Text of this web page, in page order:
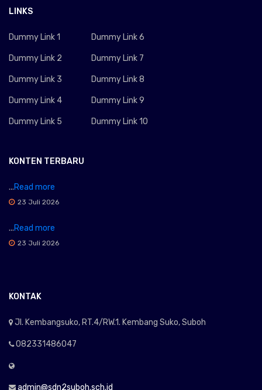
LINKS
Dummy Link 1
Dummy Link 2
Dummy Link 3
Dummy Link 4
Dummy Link 5
Dummy Link 6
Dummy Link 7
Dummy Link 8
Dummy Link 9
Dummy Link 10
KONTEN TERBARU
...Read more
23 Juli 2026
...Read more
23 Juli 2026
KONTAK
Jl. Kembangsuko, RT.4/RW.1. Kembang Suko, Suboh
082331486047
admin@sdn2suboh.sch.id